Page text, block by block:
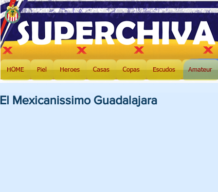
HOME Piel Heroes Casas Copas Escudos Amateur
El Mexicanissimo Guadalajara